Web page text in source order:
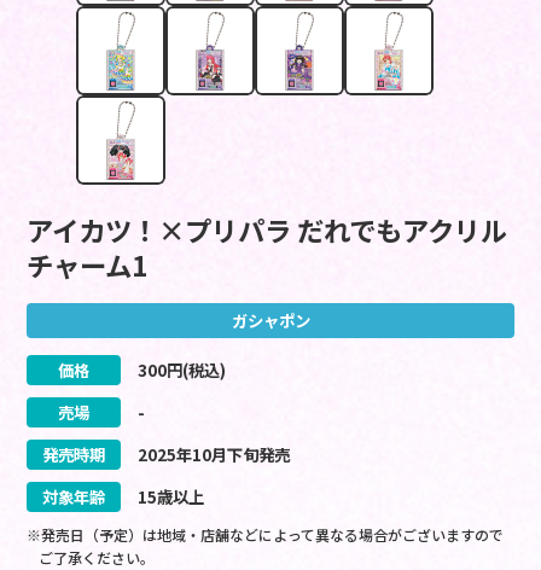
アイカツ！×プリパラ だれでもアクリル
チャーム1
ガシャポン
価格 300円(税込)
売場
-
発売時期
2025年10月下旬発売
対象年齢
15歳以上
※発売日（予定）は地域・店舗などによって異なる場合がございますので
ご了承ください。